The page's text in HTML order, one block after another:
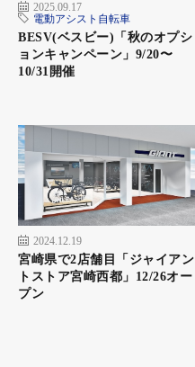
2025.09.17
電動アシスト自転車
BESV(ベスビー)「秋のオプシ
ョンキャンペーン」9/20〜
10/31開催
2024.12.19
宮崎県で2店舗目「ジャイアン
トストア宮崎西都」12/26オー
プン